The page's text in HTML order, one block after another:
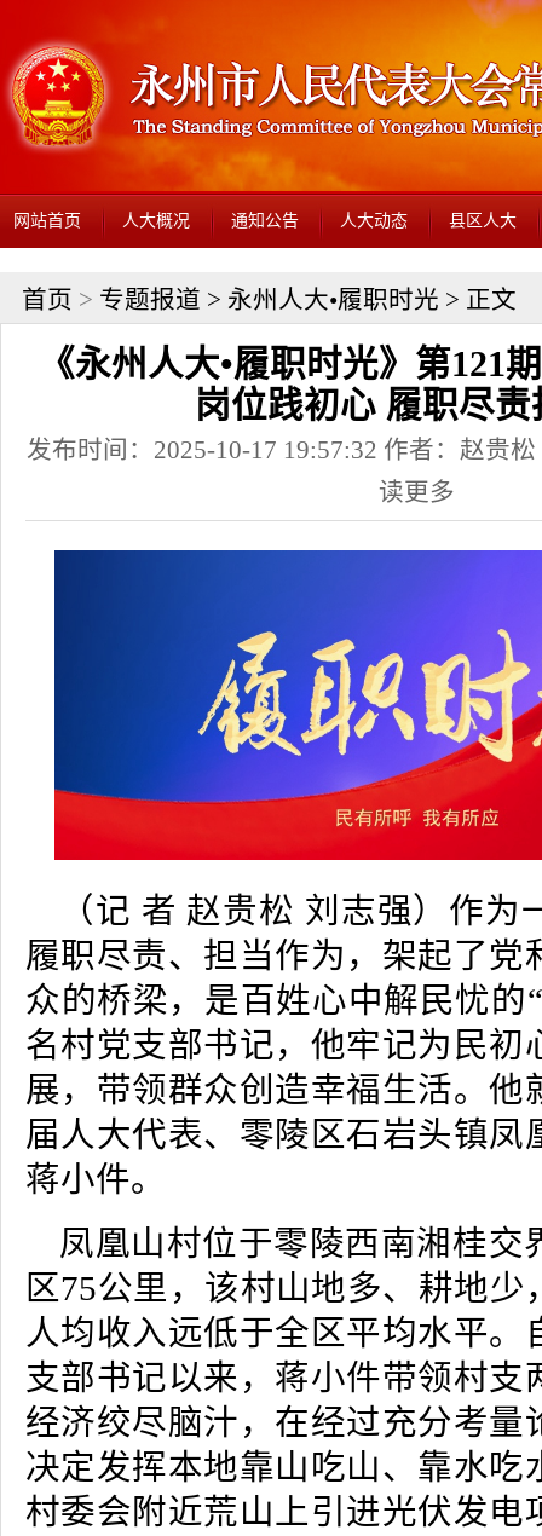
网站首页 人大概况 通知公告 人大动态 县区人大
首页 > 专题报道 > 永州人大•履职时光 > 正文
《永州人大•履职时光》第121
岗位践初心 履职尽责
发布时间：2025-10-17 19:57:32 作者：赵贵
读更多
（记 者 赵贵松 刘志强）作为
履职尽责、担当作为，架起了党
众的桥梁，是百姓心中解民忧的
名村党支部书记，他牢记为民初
展，带领群众创造幸福生活。他
届人大代表、零陵区石岩头镇凤
蒋小件。
凤凰山村位于零陵西南湘桂交
区75公里，该村山地多、耕地少
人均收入远低于全区平均水平。
支部书记以来，蒋小件带领村支
经济绞尽脑汁，在经过充分考量
决定发挥本地靠山吃山、靠水吃
村委会附近荒山上引进光伏发电